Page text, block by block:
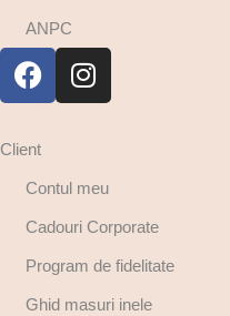
ANPC
Client
Contul meu
Cadouri Corporate
Program de fidelitate
Ghid masuri inele